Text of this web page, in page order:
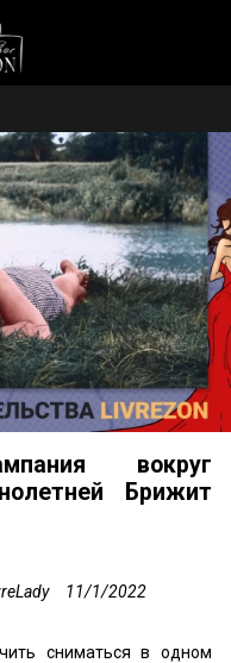
вокруг
Брижит
11/1/2022
сниматься в одном